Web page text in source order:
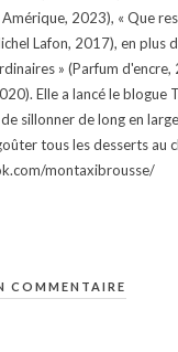
2023), « Que
Lafon, 2017), en plus
» (Parfum
Elle a lancé le
sillonner de long en
tous les desserts
montaxibrousse/
COMMENTAIRE